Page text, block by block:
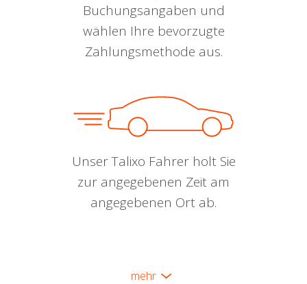
Buchungsangaben und
wählen Ihre bevorzugte
Zahlungsmethode aus.
Unser Talixo Fahrer holt Sie
zur angegebenen Zeit am
angegebenen Ort ab.
mehr